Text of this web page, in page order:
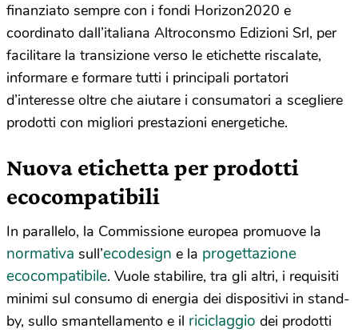
finanziato sempre con i fondi Horizon2020 e
coordinato dall’italiana Altroconsmo Edizioni Srl, per
facilitare la transizione verso le etichette riscalate,
informare e formare tutti i principali portatori
d’interesse oltre che aiutare i consumatori a scegliere
prodotti con migliori prestazioni energetiche.
Nuova etichetta per prodotti
ecocompatibili
In parallelo, la Commissione europea promuove la
normativa sull’ecodesign e la progettazione
ecocompatibile. Vuole stabilire, tra gli altri, i requisiti
minimi sul consumo di energia dei dispositivi in stand-
by, sullo smantellamento e il riciclaggio dei prodotti